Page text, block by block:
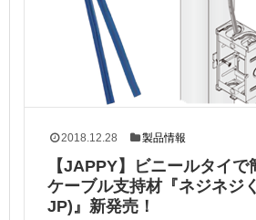
2018.12.28 製品情報
【JAPPY】ビニールタイで
ケーブル支持材『ネジネジ
JP)』新発売！